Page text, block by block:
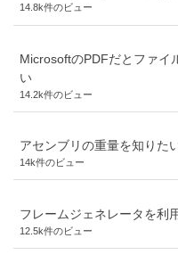
14.8k件のビュー
MicrosoftのPDFだとファイ
い
14.2k件のビュー
アセンブリの重量を知りた
14k件のビュー
フレームジェネレータを利
12.5k件のビュー